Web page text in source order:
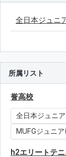
全日本ジュニ
所属リスト
誉高校
全日本ジュニ
MUFGジュニア
h2エリートテ